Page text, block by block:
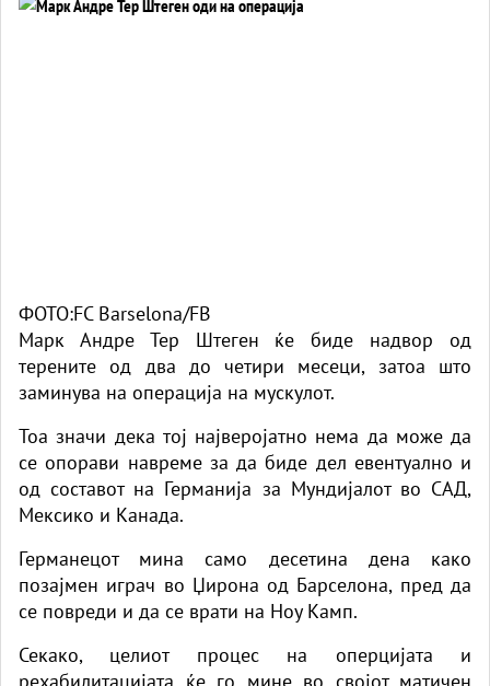
ФОТО:FC Barselona/FB
Марк Андре Тер Штеген ќе биде надвор од
терените од два до четири месеци, затоа што
заминува на операција на мускулот.
Тоа значи дека тој најверојатно нема да може да
се опорави навреме за да биде дел евентуално и
од составот на Германија за Мундијалот во САД,
Мексико и Канада.
Германецот мина само десетина дена како
позајмен играч во Џирона од Барселона, пред да
се повреди и да се врати на Ноу Камп.
Секако, целиот процес на оперцијата и
рехабилитацијата ќе го мине во својот матичен